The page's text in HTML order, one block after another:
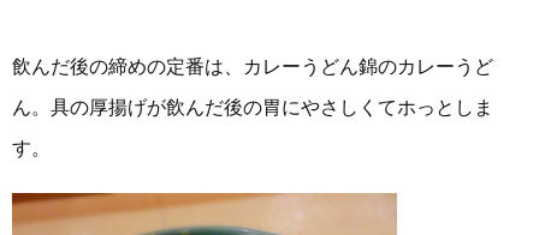
飲んだ後の締めの定番は、カレーうどん錦のカレーうど
ん。具の厚揚げが飲んだ後の胃にやさしくてホっとしま
す。